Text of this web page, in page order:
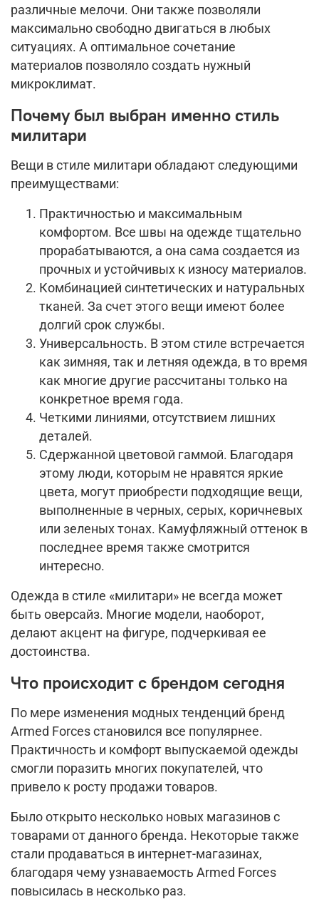
различные мелочи. Они также позволяли
максимально свободно двигаться в любых
ситуациях. А оптимальное сочетание
материалов позволяло создать нужный
микроклимат.
Почему был выбран именно стиль
милитари
Вещи в стиле милитари обладают следующими
преимуществами:
Практичностью и максимальным
комфортом. Все швы на одежде тщательно
прорабатываются, а она сама создается из
прочных и устойчивых к износу материалов.
Комбинацией синтетических и натуральных
тканей. За счет этого вещи имеют более
долгий срок службы.
Универсальность. В этом стиле встречается
как зимняя, так и летняя одежда, в то время
как многие другие рассчитаны только на
конкретное время года.
Четкими линиями, отсутствием лишних
деталей.
Сдержанной цветовой гаммой. Благодаря
этому люди, которым не нравятся яркие
цвета, могут приобрести подходящие вещи,
выполненные в черных, серых, коричневых
или зеленых тонах. Камуфляжный оттенок в
последнее время также смотрится
интересно.
Одежда в стиле «милитари» не всегда может
быть оверсайз. Многие модели, наоборот,
делают акцент на фигуре, подчеркивая ее
достоинства.
Что происходит с брендом сегодня
По мере изменения модных тенденций бренд
Armed Forces становился все популярнее.
Практичность и комфорт выпускаемой одежды
смогли поразить многих покупателей, что
привело к росту продажи товаров.
Было открыто несколько новых магазинов с
товарами от данного бренда. Некоторые также
стали продаваться в интернет-магазинах,
благодаря чему узнаваемость Armed Forces
повысилась в несколько раз.